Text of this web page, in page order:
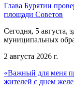
Глава Бурятии
площади Советов
Сегодня, 5 августа,
муниципальных
2 августа 2026 г.
«Важный для меня
жителей с днем